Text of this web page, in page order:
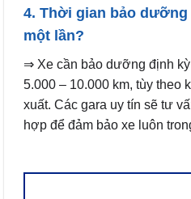
4. Thời gian bảo
một lần?
⇒ Xe cần bảo dưỡng định
5.000 – 10.000 km, tùy theo
xuất. Các gara uy tín sẽ tư
hợp để đảm bảo xe luôn